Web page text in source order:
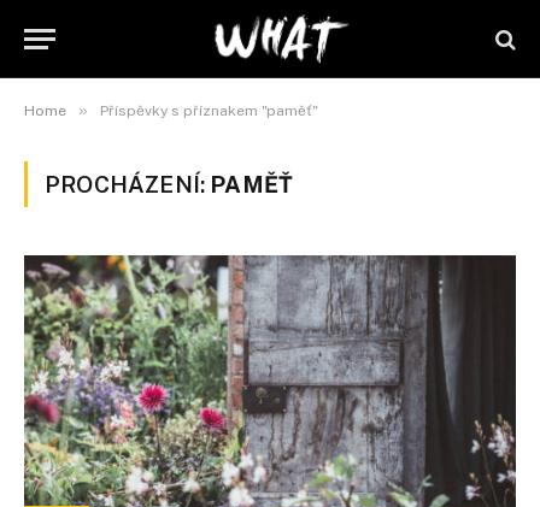
Home » Příspěvky s příznakem "paměť"
PROCHÁZENÍ: PAMĚŤ